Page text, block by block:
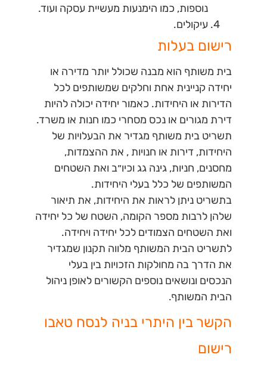
נוספות, כמו הימנעות מעשיית עסקה ועוד.
עיקולים.
רישום בעלות
בית משותף הוא מבנה שכולל יותר מדירה או
יחידה קניינית אחת וחלקים שמשותפים לכל
הדירות או היחידות. כאמור יחידה יכולה להיות
דירת מגורים או נכס מסחרי כמו חנות או משרד.
תשריט בית משותף מגדיר את הבעלויות של
היחידות, דירות או חנויות , את ההצמדות,
מחסנים, חניות, גינה גג וכיו״ב ואת השטחים
המשותפים של כלל בעלי היחידות.
בתשריט ניתן לראות את היחידות, את תיאור
שלהן לרבות מספר הקומה, השטח של כל יחידה
ואת השטחים הצמודים לכל יחידה ויחידה.
לתשריט הבית המשותף מלווה תקנון שמגדיר
את הדרך בה מחולקות הזכויות בין בעלי
הנכסים ונושאים נוספים הקשורים לאופן ניהול
הבית המשותף.
הקשר בין היתרי בניה לנסח טאבו
רישום